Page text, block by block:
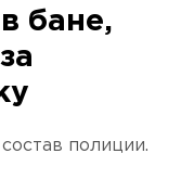
бане,
полиции.